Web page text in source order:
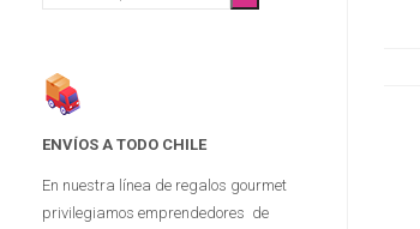
ENVÍOS A TODO CHILE
En nuestra línea de regalos gourmet
privilegiamos emprendedores de